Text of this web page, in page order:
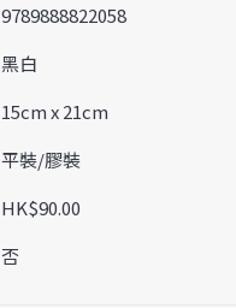
9789888822058
黑白
15cm x 21cm
平裝/膠裝
HK$90.00
否